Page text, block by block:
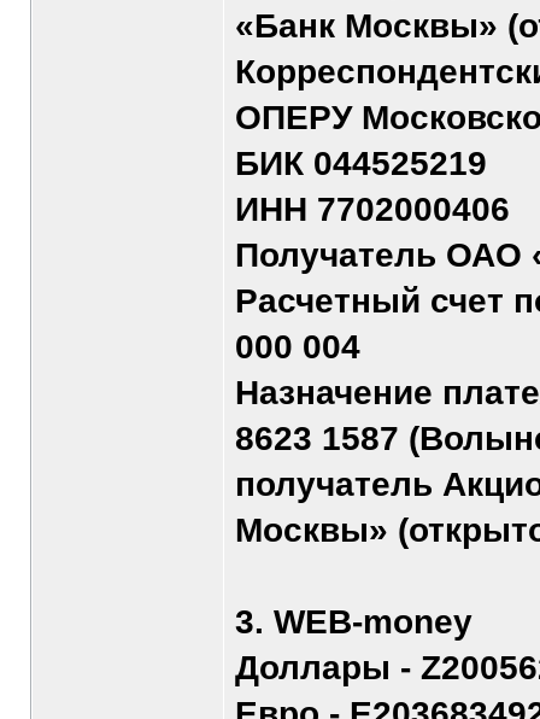
«Банк Москвы»
ОПЕРУ
БИК 044525219
ИНН 7702000406
Получатель ОАО
Расчетный счет
000 004
Назначение
8623 1587
получатель
Москвы»
3. WEB-money
Доллары -